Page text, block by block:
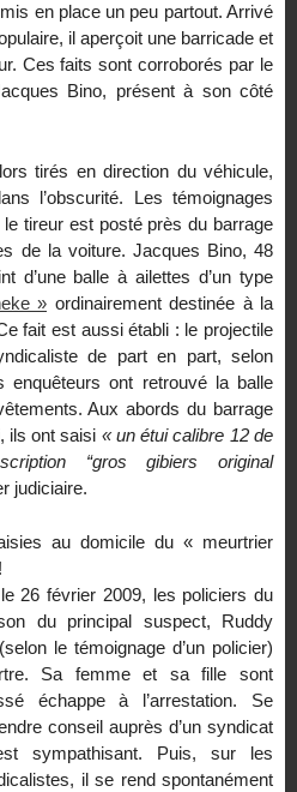
en place un peu partout. Arrivé
il aperçoit une barricade et
Ces faits sont corroborés par le
Bino, présent à son côté
tirés en direction du véhicule,
l’obscurité. Les témoignages
tireur est posté près du barrage
de la voiture. Jacques Bino, 48
d’une balle à ailettes d’un type
» ordinairement destinée à la
fait est aussi établi : le projectile
de part en part, selon
enquêteurs ont retrouvé la balle
Aux abords du barrage
ils ont saisi « un étui calibre 12 de
“gros gibiers original
judiciaire.
au domicile du « meurtrier
26 février 2009, les policiers du
du principal suspect, Ruddy
le témoignage d’un policier)
Sa femme et sa fille sont
échappe à l’arrestation. Se
conseil auprès d’un syndicat
sympathisant. Puis, sur les
il se rend spontanément